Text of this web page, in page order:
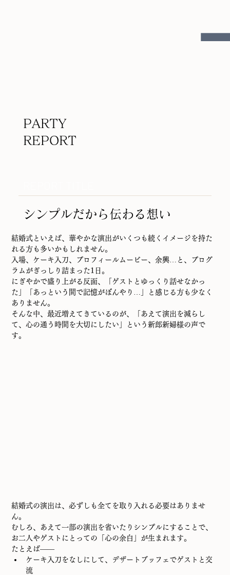
シンプルだから伝わる想い
結婚式といえば、華やかな演出がいくつも続くイメージを持た
れる方も多いかもしれません。
入場、ケーキ入刀、プロフィールムービー、余興…と、プログ
ラムがぎっしり詰まった1日。
にぎやかで盛り上がる反面、「ゲストとゆっくり話せなかっ
た」「あっという間で記憶がぼんやり…」と感じる方も少なく
ありません。
そんな中、最近増えてきているのが、「あえて演出を減らし
て、心の通う時間を大切にしたい」という新郎新婦様の声で
す。
結婚式の演出は、必ずしも全てを取り入れる必要はありませ
ん。
むしろ、あえて一部の演出を省いたりシンプルにすることで、
お二人やゲストにとっての「心の余白」が生まれます。
たとえば――
ケーキ入刀をなしにして、デザートブッフェでゲストと交
流
​PARTY
REPORT